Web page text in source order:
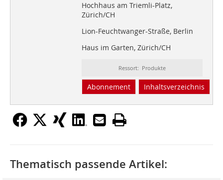
Hochhaus am Triemli-Platz,
Zürich/CH
Lion-Feuchtwanger-Straße, Berlin
Haus im Garten, Zürich/CH
Ressort: Produkte
Abonnement Inhaltsverzeichnis
Thematisch passende Artikel: